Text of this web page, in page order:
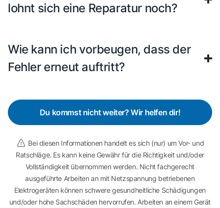
lohnt sich eine Reparatur noch?
Wie kann ich vorbeugen, dass der
Fehler erneut auftritt?
Du kommst nicht weiter? Wir helfen dir!
Bei diesen Informationen handelt es sich (nur) um Vor- und
Ratschläge. Es kann keine Gewähr für die Richtigkeit und/oder
Vollständigkeit übernommen werden. Nicht fachgerecht
ausgeführte Arbeiten an mit Netzspannung betriebenen
Elektrogeräten können schwere gesundheitliche Schädigungen
und/oder hohe Sachschäden hervorrufen. Arbeiten an einem Gerät